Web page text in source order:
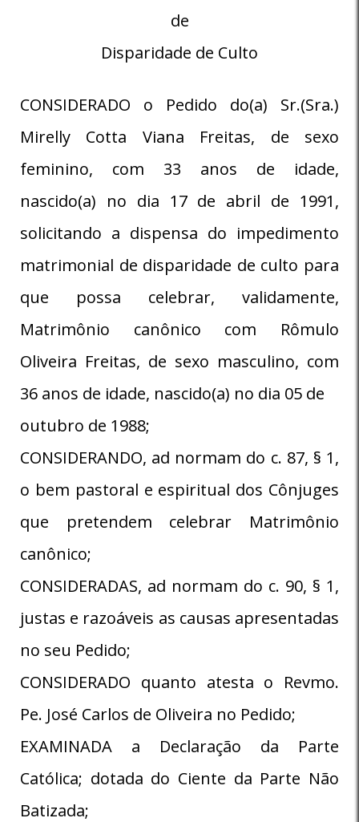
de
Disparidade de Culto
CONSIDERADO o Pedido do(a) Sr.(Sra.)
Mirelly Cotta Viana Freitas, de sexo
feminino, com 33 anos de idade,
nascido(a) no dia 17 de abril de 1991,
solicitando a dispensa do impedimento
matrimonial de disparidade de culto para
que possa celebrar, validamente,
Matrimônio canônico com Rômulo
Oliveira Freitas, de sexo masculino, com
36 anos de idade, nascido(a) no dia 05 de
outubro de 1988;
CONSIDERANDO, ad normam do c. 87, § 1,
o bem pastoral e espiritual dos Cônjuges
que pretendem celebrar Matrimônio
canônico;
CONSIDERADAS, ad normam do c. 90, § 1,
justas e razoáveis as causas apresentadas
no seu Pedido;
CONSIDERADO quanto atesta o Revmo.
Pe. José Carlos de Oliveira no Pedido;
EXAMINADA a Declaração da Parte
Católica; dotada do Ciente da Parte Não
Batizada;